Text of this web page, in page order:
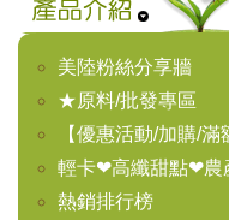
美陸粉絲分享牆
★原料/批發專區
【優惠活動/加購/
輕卡❤高纖甜點❤農
熱銷排行榜